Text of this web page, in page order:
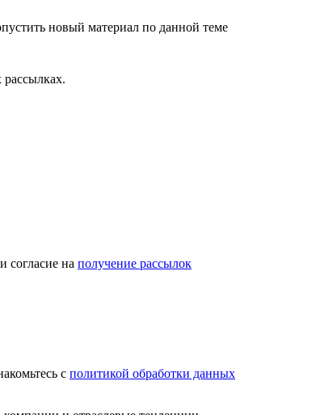
новый материал по данной теме
и согласие на получение рассылок
с политикой обработки данных